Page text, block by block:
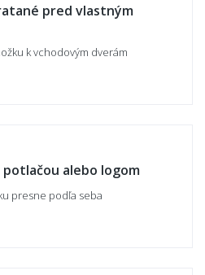
a na čo sa hodí?
mráz, dážď a sneh?
pred vlastným
k vchodovým dverám
alebo logom
presne podľa seba